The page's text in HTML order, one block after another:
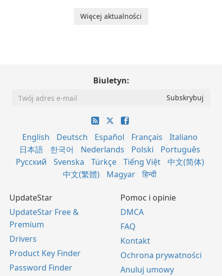
Więcej aktualności
Biuletyn:
English Deutsch Español Français
Italiano
日本語
한국어 Nederlands Polski
Português
Русский
Svenska Türkçe Tiếng Việt
中文(简体)
中文(繁體)
Magyar हिन्दी
UpdateStar
UpdateStar Free &
Premium
Drivers
Product Key Finder
Password Finder
Pomoc i opinie
DMCA
FAQ
Kontakt
Ochrona prywatności
Anuluj umowy